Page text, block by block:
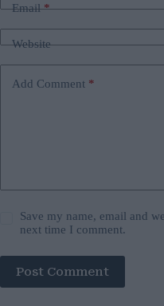
Email*
Website
Add Comment *
Save my name, email and
next time I comment.
Post Comment